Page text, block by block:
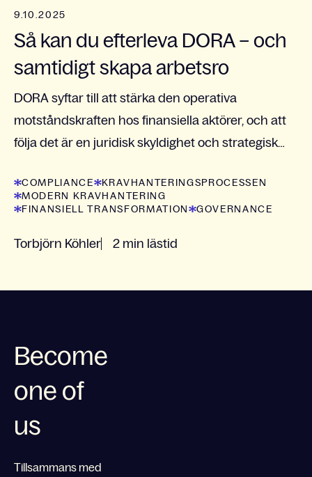
9.10.2025
Så kan du efterleva DORA – och
samtidigt skapa arbetsro
DORA syftar till att stärka den operativa
motståndskraften hos finansiella aktörer, och att
följa det är en juridisk skyldighet och strategisk
COMPLIANCE
KRAVHANTERINGSPROCESSEN
MODERN KRAVHANTERING
FINANSIELL TRANSFORMATION
GOVERNANCE
Torbjörn Köhler 2 min lästid
Become
one of
us
Tillsammans med